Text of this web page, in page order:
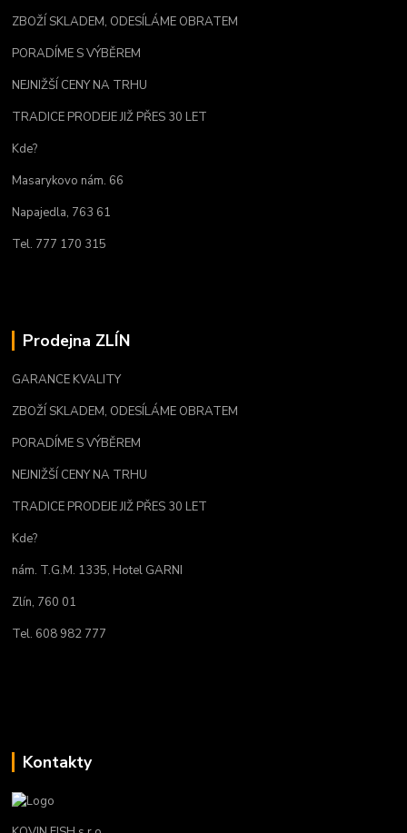
ZBOŽÍ SKLADEM, ODESÍLÁME OBRATEM
PORADÍME S VÝBĚREM
NEJNIŽŠÍ CENY NA TRHU
TRADICE PRODEJE JIŽ PŘES 30 LET
Kde?
Masarykovo nám. 66
Napajedla, 763 61
Tel. 777 170 315
Prodejna ZLÍN
GARANCE KVALITY
ZBOŽÍ SKLADEM, ODESÍLÁME OBRATEM
PORADÍME S VÝBĚREM
NEJNIŽŠÍ CENY NA TRHU
TRADICE PRODEJE JIŽ PŘES 30 LET
Kde?
nám. T.G.M. 1335, Hotel GARNI
Zlín, 760 01
Tel. 608 982 777
Kontakty